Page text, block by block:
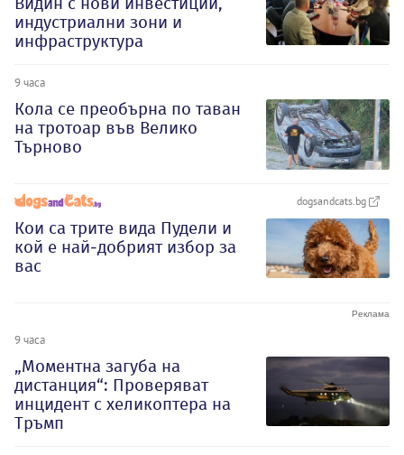
индустриални зони и
инфраструктура
9 часа
Кола се преобърна по таван
на тротоар във Велико
Търново
dogsandcats.bg
Кои са трите вида Пудели и
кой е най-добрият избор за
вас
9 часа
„Моментна загуба на
дистанция“: Проверяват
инцидент с хеликоптера на
Тръмп